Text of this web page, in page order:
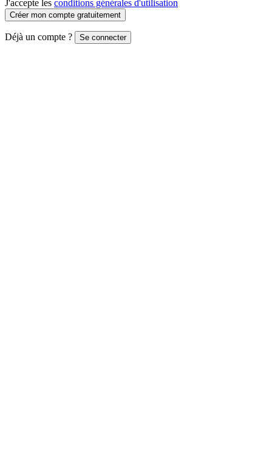
J'accepte les conditions générales d'utilisation
Créer mon compte gratuitement
Déjà un compte ? Se connecter